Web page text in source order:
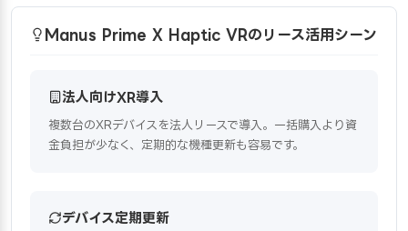
Manus Prime X Haptic VRのリース活用シーン
法人向けXR導入
複数台のXRデバイスを法人リースで導入。一括購入より資
金負担が少なく、定期的な機種更新も容易です。
デバイス定期更新